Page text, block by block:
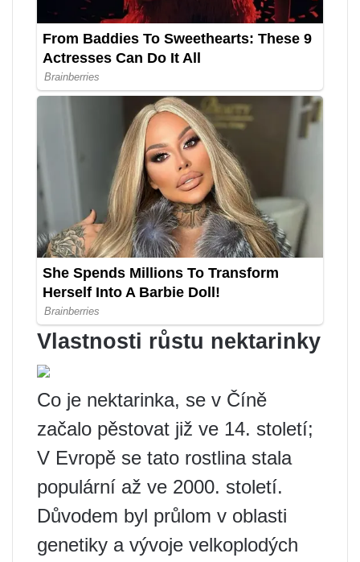
Vlastnosti růstu nektarinky
Co je nektarinka, se v Číně
začalo pěstovat již ve 14. století;
V Evropě se tato rostlina stala
populární až ve 2000. století.
Důvodem byl průlom v oblasti
genetiky a vývoje velkoplodých